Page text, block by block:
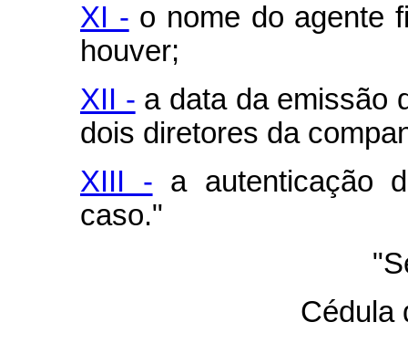
XI - o nome do agente
houver;
XII - a data da emissão
dois diretores da
XIII - a autenticação
caso."
Cédula